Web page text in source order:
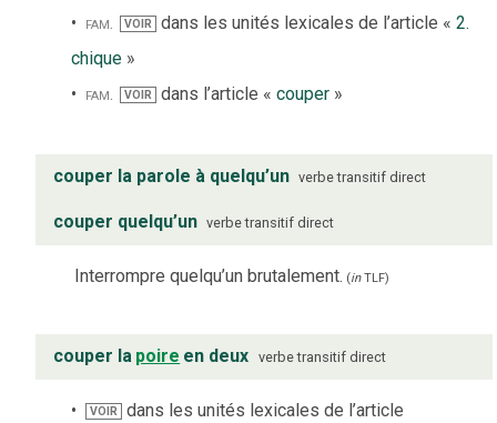
fam. VOIR dans les unités lexicales de l’article « 2.
chique »
fam.
VOIR dans l’article « couper»
couper la parole à quelqu’un verbe transitif direct
couper quelqu’un verbe transitif direct
Interrompre quelqu’un brutalement. (inTLF)
couper la poire en deux verbe transitif direct
VOIR dans les unités lexicales de l’article